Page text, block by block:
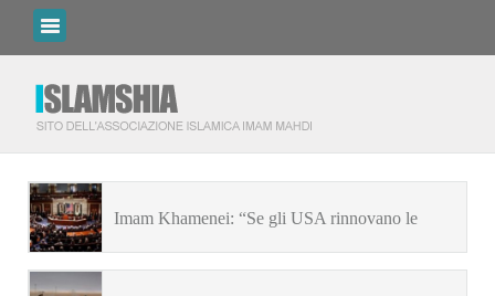
Imam Khamenei: “Se gli USA rinnovano le